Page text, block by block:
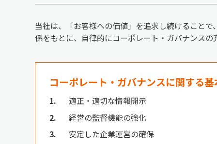
当社は、「お客様への価値」を追求し続けること
係をもとに、自律的にコーポレート・ガバナンス
コーポレート・ガバナンスに関する
1
適正・適切な情報開示
2
経営の監督機能の強化
3
安定した企業運営の確保